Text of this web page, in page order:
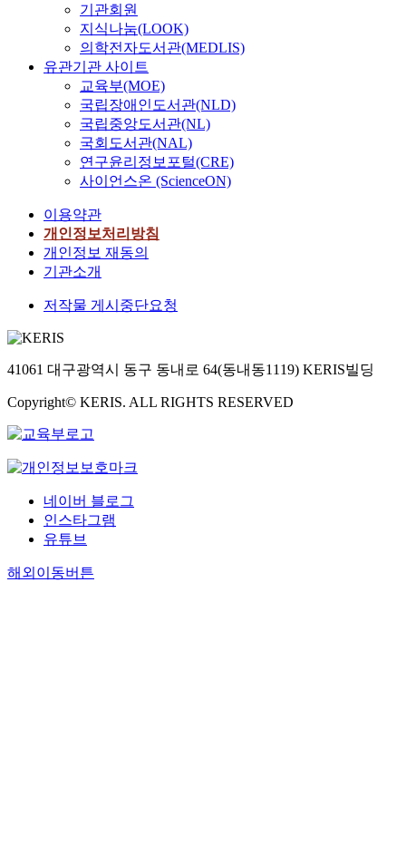
기관회원
지식나눔(LOOK)
의학전자도서관(MEDLIS)
유관기관 사이트
교육부(MOE)
국립장애인도서관(NLD)
국립중앙도서관(NL)
국회도서관(NAL)
연구윤리정보포털(CRE)
사이언스온 (ScienceON)
이용약관
개인정보처리방침
개인정보 재동의
기관소개
저작물 게시중단요청
41061 대구광역시 동구 동내로 64(동내동1119) KERIS빌딩
Copyright© KERIS. ALL RIGHTS RESERVED
네이버 블로그
인스타그램
유튜브
해외이동버튼